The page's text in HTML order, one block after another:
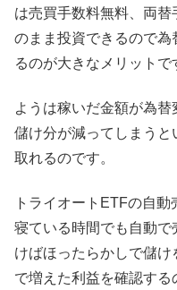
は売買手数料無料、両
のまま投資できるので為
るのが大きなメリットで
ようは稼いだ金額が為
儲け分が減ってしまう
取れるのです。
トライオートETFの自
寝ている時間でも自動
けばほったらかしで儲
で増えた利益を確認する